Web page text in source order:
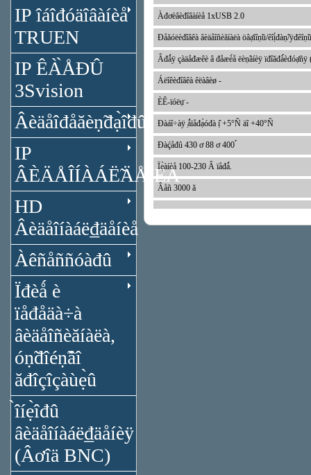
IP îáîđóäîâàíèå
TRUEN
IP ÊÀ̀ÅĐÛ
3Svision
Âèäåîđåăèṇ̃đạ̀îđû
IP
ÂÈÄÅÎÍÀÁË̃ÄÅÍÈÅ
HD
Âèäåîíàáë₫äåíèå
Àêñåññóàđû
Ïđèǻ è
ïåđåäà÷à
âèäåîñèăíàëà,
óṇ̃đîéṇ̃âî
ăđîçîçàùẹ̀û
̀îíẹ̀îđû
âèäåîíàáë₫äåíèÿ
(Âơîä BNC)
Àđơèâèđîâàíèå 1xUSB 2.0
Đåăóëèđîâêà âèäåîñèăíàëà öâạ̊íîṇ̃ü/êîị́đàṇ̃/ÿđêîṇ̃ü
Âđǻÿ çàäåđæêè â đåæè́å ëèṇ̃àíèÿ ïđîăđà́́èđóạ̊ñÿ
Áëîêèđîâêà êëàâèø -
ÈÊ-ïóëụ̈ -
Đàáî÷àÿ ̣ǻïåđạ̀óđà ị̂ +5°Ñ äî +40°Ñ
Đàḉåđû 430 ơ 88 ơ 400 ́́
Ïẹ̀àíèå 100-230 Â ïåđǻ.
Âåñ 3000 ă